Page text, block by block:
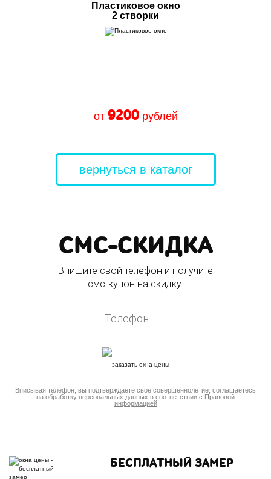
Пластиковое окно
2 створки
от 9200рублей
вернуться в каталог
СМС-СКИДКА
Впишите свой телефон и получите
смс-купон на скидку:
Вписывая телефон, вы подтверждаете свое совершеннолетие, соглашаетесь
на обработку персональных данных в соответствии с Правовой
информацией
БЕСПЛАТНЫЙ ЗАМЕР